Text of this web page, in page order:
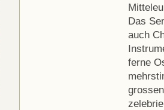
Das
auch
ferne